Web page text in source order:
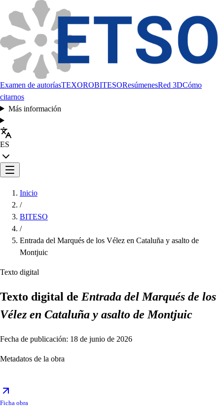
Examen de autoríasTEXOROBITESOResúmenesRed 3DCómo
citarnos
Más información
ES
Inicio
/
BITESO
/
Entrada del Marqués de los Vélez en Cataluña y asalto de
Montjuic
Texto digital
Texto digital de Entrada del Marqués de los
Vélez en Cataluña y asalto de Montjuic
Fecha de publicación: 18 de junio de 2026
Metadatos de la obra
Ficha obra